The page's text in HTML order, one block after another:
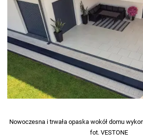
Nowoczesna i trwała opaska wokół domu
fot. VESTONE